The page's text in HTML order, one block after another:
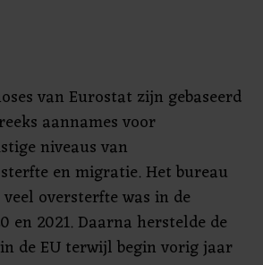
van Eurostat zijn gebaseerd
aannames voor
niveaus van
en migratie. Het bureau
oversterfte was in de
en 2021. Daarna herstelde de
de EU terwijl begin vorig jaar